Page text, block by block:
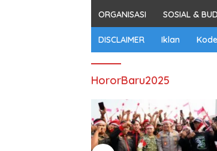
ORGANISASI SOSIAL &
DISCLAIMER Iklan
HororBaru2025